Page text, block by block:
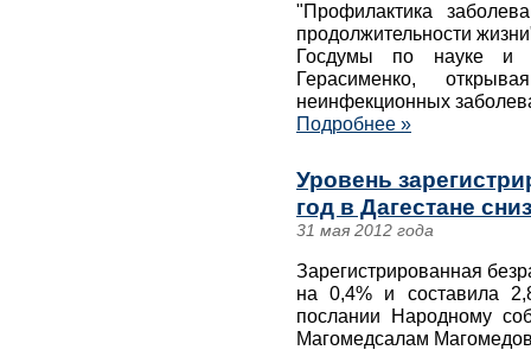
"Профилактика
продолжительности
Госдумы по науке и
Герасименко,
неинфекционных
Подробнее »
Уровень
год в Дагестане
31 мая 2012 года
Зарегистрированная
на 0,4% и составила
послании Народному
Магомедсалам